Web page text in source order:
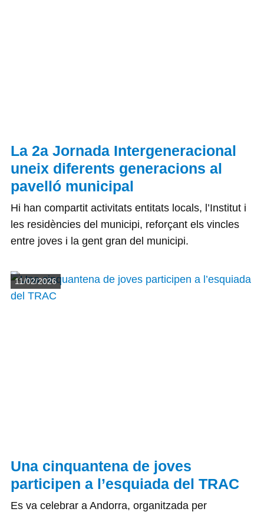
La 2a Jornada Intergeneracional
uneix diferents generacions al
pavelló municipal
Hi han compartit activitats entitats locals, l’Institut i
les residències del municipi, reforçant els vincles
entre joves i la gent gran del municipi.
Una cinquantena de joves
participen a l’esquiada del TRAC
Detalls
11/02/2026
Es va celebrar a Andorra, organitzada per